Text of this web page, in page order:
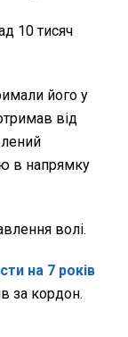
10 тисяч
його у
від
в напрямку
волі.
на 7 років
за кордон.